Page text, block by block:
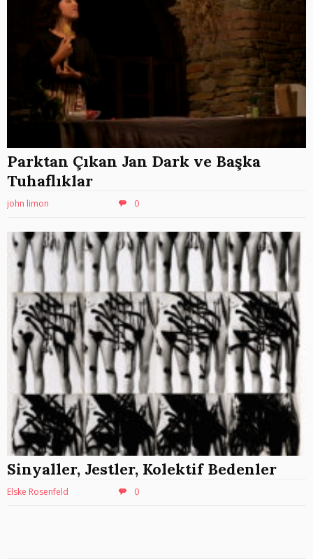
Parktan Çıkan Jan Dark ve Başka
Tuhaflıklar
john limon 0
Sinyaller, Jestler, Kolektif Bedenler
Elske Rosenfeld 0